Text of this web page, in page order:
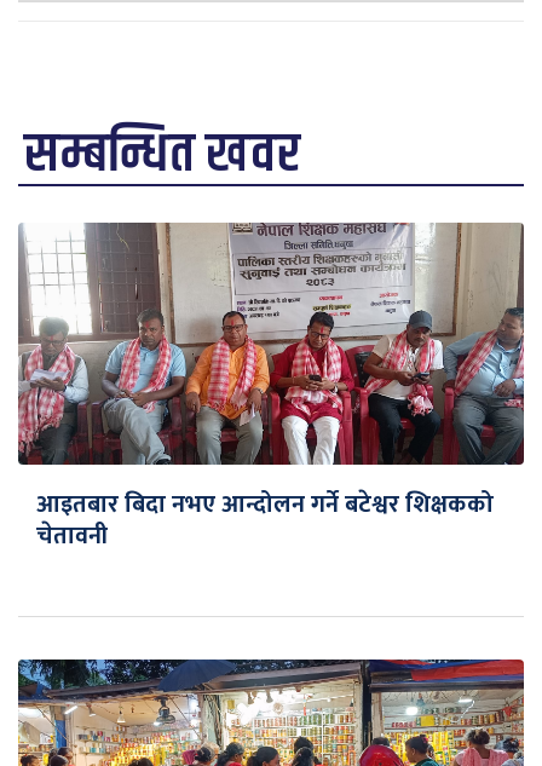
सम्बन्धित खवर
आइतबार बिदा नभए आन्दोलन गर्ने बटेश्वर शिक्षकको
चेतावनी